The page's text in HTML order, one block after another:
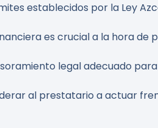
establecidos por la Ley
es crucial a la hora de
legal adecuado
al prestatario a actuar